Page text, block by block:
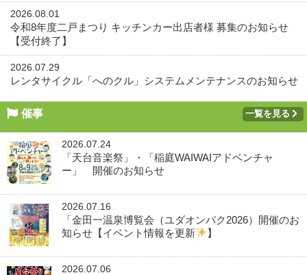
2026.08.01
令和8年度二戸まつり キッチンカー出店者様 募集のお知らせ
【受付終了】
2026.07.29
レンタサイクル「へのクル」システムメンテナンスのお知らせ
催事 一覧を見る
2026.07.24
「天台音楽祭」・「稲庭WAIWAIアドベンチャ
ー」 開催のお知らせ
2026.07.16
「金田一温泉博覧会（ユダオンパク2026）開催のお
知らせ【イベント情報を更新
】
2026.07.06